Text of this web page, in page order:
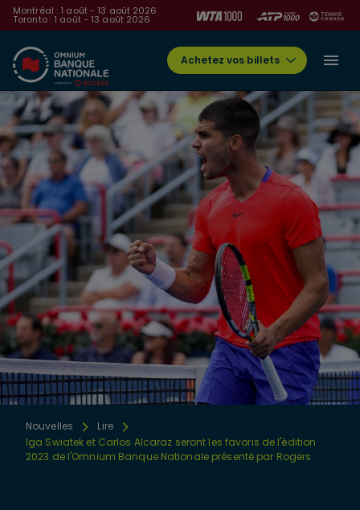
Montréal : 1 août - 13 août 2026
Toronto : 1 août - 13 août 2026
Achetez vos billets
Nouvelles
Lire
Iga Swiatek et Carlos Alcaraz seront les favoris de l'édition
2023 de l'Omnium Banque Nationale présenté par Rogers